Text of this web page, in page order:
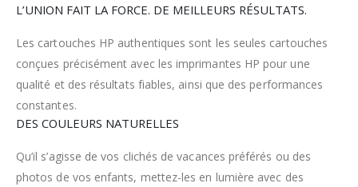
L’UNION FAIT LA FORCE. DE MEILLEURS RÉSULTATS.
Les cartouches HP authentiques sont les seules cartouches
conçues précisément avec les imprimantes HP pour une
qualité et des résultats fiables, ainsi que des performances
constantes.
DES COULEURS NATURELLES
Qu’il s’agisse de vos clichés de vacances préférés ou des
photos de vos enfants, mettez-les en lumière avec des